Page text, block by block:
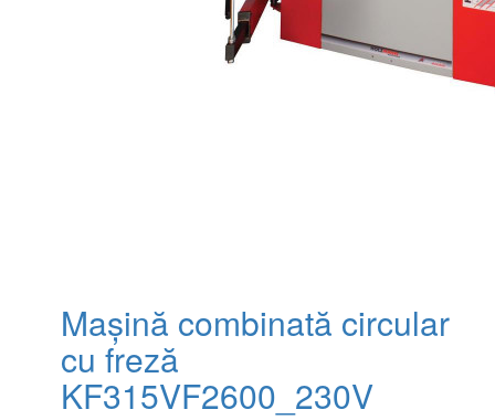
Mașină combinată circular
cu freză
KF315VF2600_230V